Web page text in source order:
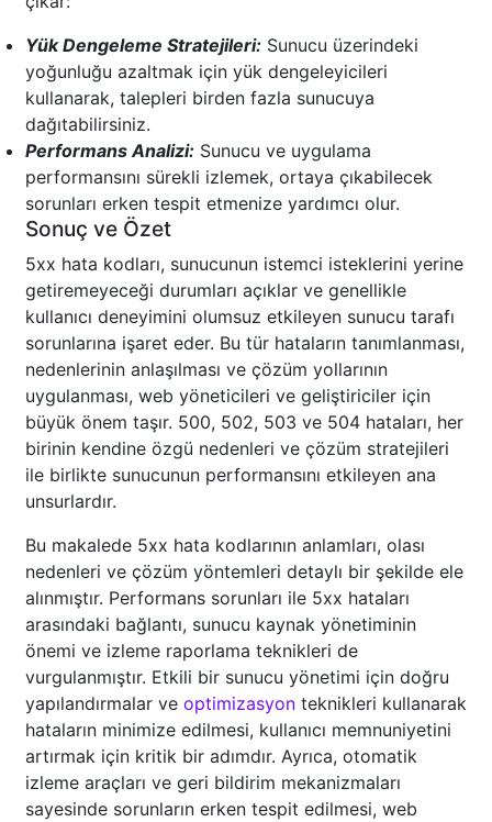
Yük Dengeleme Stratejileri: Sunucu üzerindeki
yoğunluğu azaltmak için yük dengeleyicileri
kullanarak, talepleri birden fazla sunucuya
dağıtabilirsiniz.
Performans Analizi: Sunucu ve uygulama
performansını sürekli izlemek, ortaya çıkabilecek
sorunları erken tespit etmenize yardımcı olur.
Sonuç ve Özet
5xx hata kodları, sunucunun istemci isteklerini yerine
getiremeyeceği durumları açıklar ve genellikle
kullanıcı deneyimini olumsuz etkileyen sunucu tarafı
sorunlarına işaret eder. Bu tür hataların tanımlanması,
nedenlerinin anlaşılması ve çözüm yollarının
uygulanması, web yöneticileri ve geliştiriciler için
büyük önem taşır. 500, 502, 503 ve 504 hataları, her
birinin kendine özgü nedenleri ve çözüm stratejileri
ile birlikte sunucunun performansını etkileyen ana
unsurlardır.
Bu makalede 5xx hata kodlarının anlamları, olası
nedenleri ve çözüm yöntemleri detaylı bir şekilde ele
alınmıştır. Performans sorunları ile 5xx hataları
arasındaki bağlantı, sunucu kaynak yönetiminin
önemi ve izleme raporlama teknikleri de
vurgulanmıştır. Etkili bir sunucu yönetimi için doğru
yapılandırmalar ve optimizasyon teknikleri kullanarak
hataların minimize edilmesi, kullanıcı memnuniyetini
artırmak için kritik bir adımdır. Ayrıca, otomatik
izleme araçları ve geri bildirim mekanizmaları
sayesinde sorunların erken tespit edilmesi, web